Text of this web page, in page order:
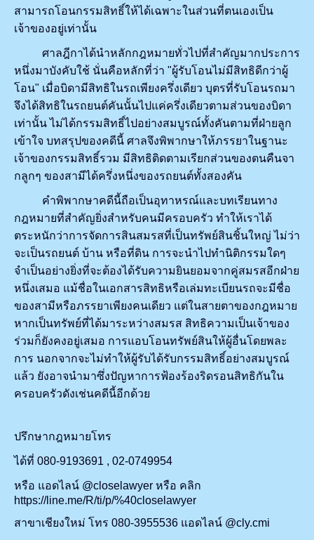
สามารถโอนกรรมสิทธิ์ให้ได้เฉพาะในส่วนที่ตนเองเป็น
เจ้าของอยู่เท่านั้น
ศาลฎีกาได้นำหลักกฎหมายทั่วไปที่สำคัญมากประการ
หนึ่งมาบังคับใช้ นั่นคือหลักที่ว่า "ผู้รับโอนไม่มีสิทธิดีกว่าผู้
โอน" เมื่อบิดามีสิทธิในรถเพียงครึ่งเดียว บุตรที่รับโอนรถมา
จึงได้สิทธิในรถยนต์คันนั้นไปแค่ครึ่งเดียวตามส่วนของบิดา
เท่านั้น ไม่ได้กรรมสิทธิ์ไปอย่างสมบูรณ์ทั้งคันตามที่ฝ่ายลูก
เข้าใจ บทสรุปของคดีนี้ ศาลจึงพิพากษาให้ภรรยาในฐานะ
เจ้าของกรรมสิทธิ์รวม มีสิทธิติดตามเรียกส่วนของตนคืนจา
กลูกๆ ของสามีได้ครึ่งหนึ่งของรถยนต์ทั้งสองคัน
คำพิพากษาคดีนี้ถือเป็นอุทาหรณ์และบทเรียนทาง
กฎหมายที่สำคัญยิ่งสำหรับคนมีครอบครัว ทำให้เราได้
ตระหนักว่าการจัดการสินสมรสที่เป็นทรัพย์สินชิ้นใหญ่ ไม่ว่า
จะเป็นรถยนต์ บ้าน หรือที่ดิน การจะนำไปทำนิติกรรมใดๆ
จำเป็นอย่างยิ่งที่จะต้องได้รับความยินยอมจากคู่สมรสอีกฝ่าย
หนึ่งเสมอ แม้ชื่อในเอกสารสิทธิหรือเล่มทะเบียนรถจะมีชื่อ
ของสามีหรือภรรยาเพียงคนเดียว แต่ในสายตาของกฎหมาย
หากเป็นทรัพย์ที่ได้มาระหว่างสมรส สิทธิความเป็นเจ้าของ
ร่วมก็ยังคงอยู่เสมอ การแอบโอนทรัพย์สินให้ผู้อื่นโดยพละ
การ นอกจากจะไม่ทำให้ผู้รับได้รับกรรมสิทธิ์อย่างสมบูรณ์
แล้ว ยังอาจนำมาซึ่งปัญหาการฟ้องร้องริดรอนสิทธิกันใน
ครอบครัวดังเช่นคดีนี้อีกด้วย
ปรึกษากฎหมายโทร
ได้ที่ 080-9193691 , 02-0749954
หรือ แอดไลน์ @closelawyer หรือ คลิก
https://line.me/R/ti/p/%40closelawyer
สาขาเชียงใหม่ โทร 080-3955536 แอดไลน์ @cly.cmi